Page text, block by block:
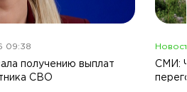
09:38
получению выплат
СВО
СМИ: